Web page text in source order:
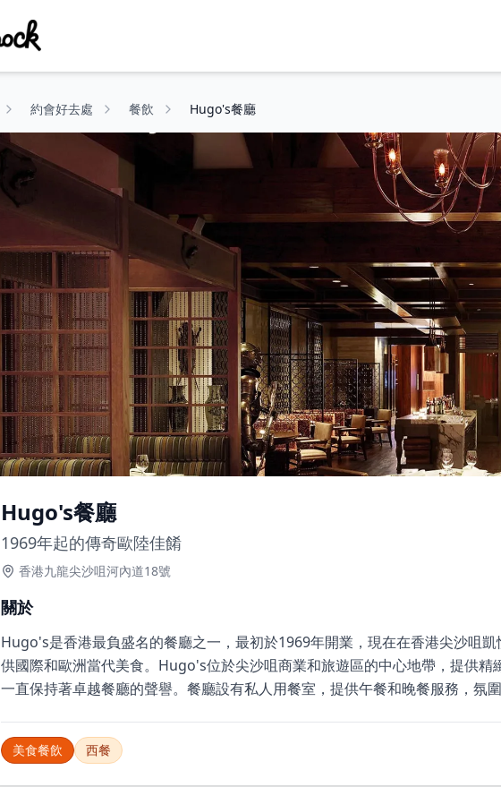
約會好去處 餐飲 Hugo's餐廳
Hugo's餐廳
1969年起的傳奇歐陸佳餚
香港九龍尖沙咀河內道18號
關於
Hugo's是香港最負盛名的餐廳之一，最初於1969年開業，現在在香港尖沙咀
供國際和歐洲當代美食。Hugo's位於尖沙咀商業和旅遊區的中心地帶，提供精
一直保持著卓越餐廳的聲譽。餐廳設有私人用餐室，提供午餐和晚餐服務，氛圍
美食餐飲 西餐